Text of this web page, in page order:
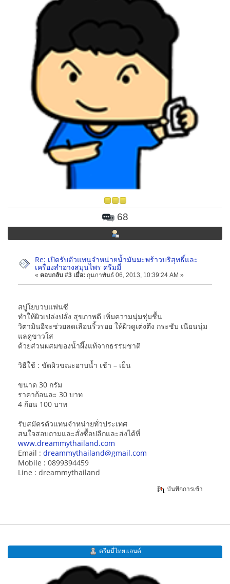
68
Re: เปิดรับตัวแทนจำหน่ายน้ำมันมะพร้าวบริสุทธิ์และ
เครื่องสำอางสมุนไพร ดรีมมี่
« ตอบกลับ #3 เมื่อ: กุมภาพันธ์ 06, 2013, 10:39:24 AM »
สบู่ใยบวบแฟนซี
ทำให้ผิวเปล่งปลั่ง สุขภาพดี เพิ่มความนุ่มชุ่มชื้น
วิตามินอีจะช่วยลดเลือนริ้วรอย ให้ผิวดูเต่งตึง กระชับ เนียนนุ่ม
แลดูขาวใส
ด้วยส่วนผสมของน้ำผึ้งแท้จากธรรมชาติ
วิธีใช้ : ขัดผิวขณะอาบน้ำ เช้า – เย็น
ขนาด 30 กรัม
ราคาก้อนละ 30 บาท
4 ก้อน 100 บาท
รับสมัครตัวแทนจำหน่ายทั่วประเทศ
สนใจสอบถามและสั่งซื้อปลีกและส่งได้ที่
www.dreammythailand.com
Email : dreammythailand@gmail.com
Mobile : 0899394459
Line : dreammythailand
บันทึกการเข้า
ดรีมมี่ไทยแลนด์